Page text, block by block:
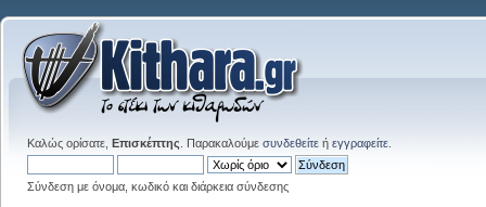
Καλώς ορίσατε, Επισκέπτης . Παρακαλούμε συνδεθείτε ή εγγραφείτε
Σύνδεση με όνομα, κωδικό και διάρκεια σύνδεσης